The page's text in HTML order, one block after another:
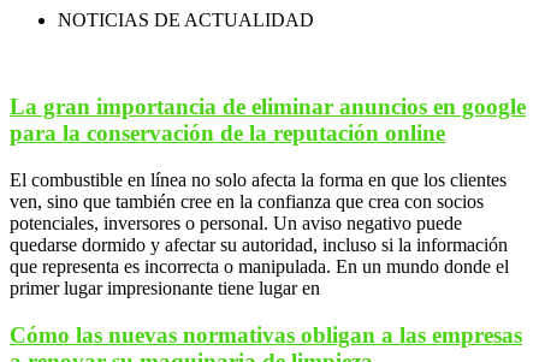
NOTICIAS DE ACTUALIDAD
La gran importancia de eliminar anuncios en google
para la conservación de la reputación online
El combustible en línea no solo afecta la forma en que los clientes
ven, sino que también cree en la confianza que crea con socios
potenciales, inversores o personal. Un aviso negativo puede
quedarse dormido y afectar su autoridad, incluso si la información
que representa es incorrecta o manipulada. En un mundo donde el
primer lugar impresionante tiene lugar en
Cómo las nuevas normativas obligan a las empresas